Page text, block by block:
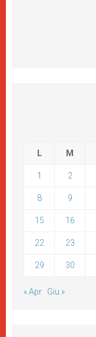
L M
1 2
8 9
15 16
22 23
29 30
« Apr Giu »